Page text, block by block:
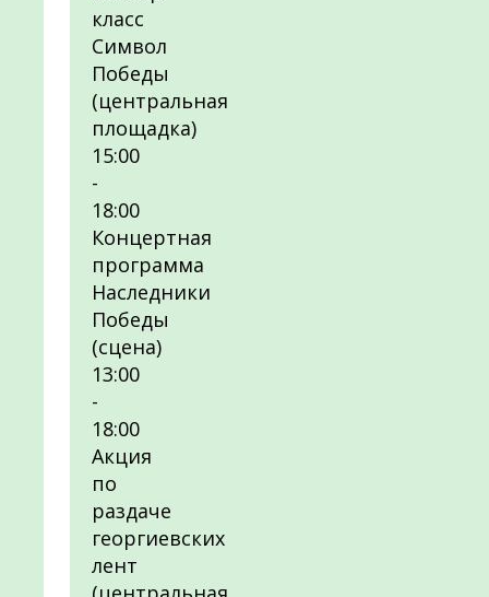
класс
Символ
Победы
(центральная
площадка)
15:00
-
18:00
Концертная
программа
Наследники
Победы
(сцена)
13:00
-
18:00
Акция
по
раздаче
георгиевских
лент